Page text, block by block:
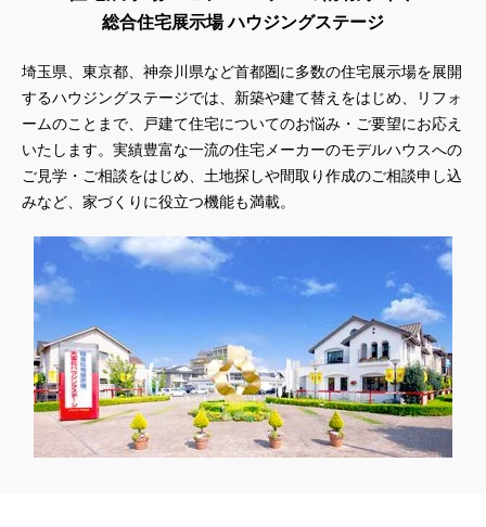
総合住宅展示場 ハウジングステージ
埼玉県、東京都、神奈川県など首都圏に多数の住宅展示場を展開
するハウジングステージでは、新築や建て替えをはじめ、リフォ
ームのことまで、戸建て住宅についてのお悩み・ご要望にお応え
いたします。実績豊富な一流の住宅メーカーのモデルハウスへの
ご見学・ご相談をはじめ、土地探しや間取り作成のご相談申し込
みなど、家づくりに役立つ機能も満載。